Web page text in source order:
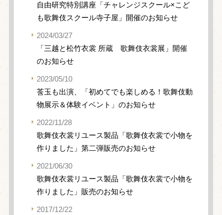
自由研究特別講座「チャレンジスクール×こど
も歌舞伎スクール寺子屋」開催のお知らせ
2024/03/27
「三越と松竹衣裳 所蔵 歌舞伎衣裳展」開催
のお知らせ
2023/05/10
莟玉も出演、「初めてでも楽しめる！歌舞伎動
物展示＆体験イベント」のお知らせ
2022/11/28
歌舞伎衣裳リユース製品「歌舞伎衣裳で小物を
作りました」第二弾販売のお知らせ
2021/06/30
歌舞伎衣裳リユース製品「歌舞伎衣裳で小物を
作りました」販売のお知らせ
2017/12/22